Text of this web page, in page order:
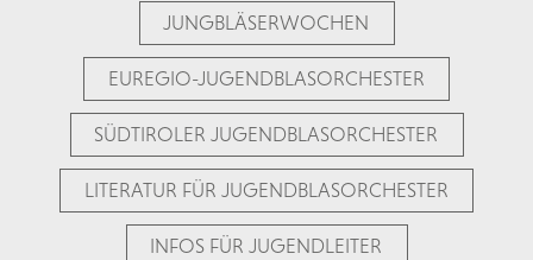
JUNGBLÄSERWOCHEN
EUREGIO-JUGENDBLASORCHESTER
SÜDTIROLER JUGENDBLASORCHESTER
LITERATUR FÜR JUGENDBLASORCHESTER
INFOS FÜR JUGENDLEITER